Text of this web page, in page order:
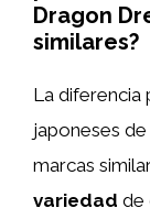
Dragon
similares?
La diferencia
japoneses de
marcas
variedad de